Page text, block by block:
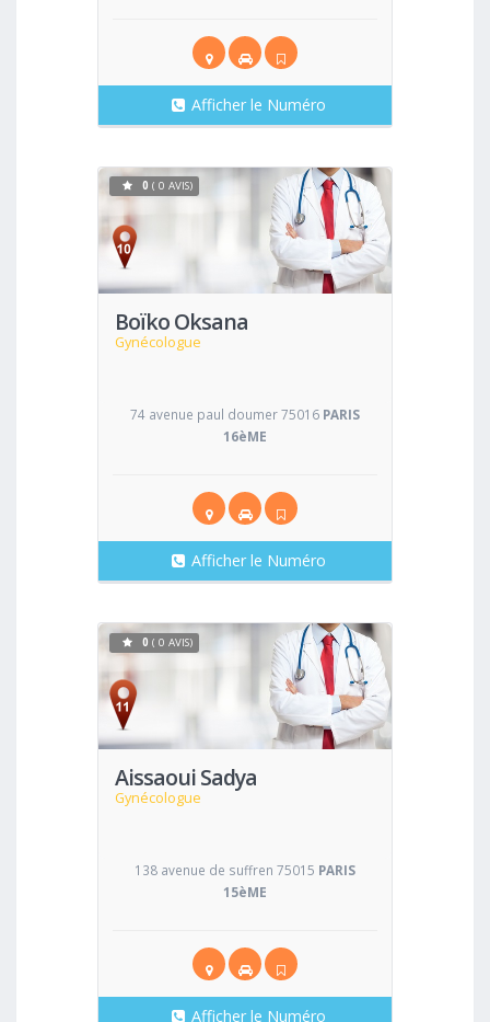
Afficher le Numéro
Boïko Oksana
Gynécologue
Voir
0 ( 0 AVIS)
74 avenue paul doumer 75016 PARIS
16èME
Afficher le Numéro
Aissaoui Sadya
Gynécologue
Voir
0 ( 0 AVIS)
138 avenue de suffren 75015 PARIS
15èME
Afficher le Numéro